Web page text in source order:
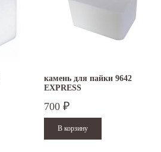
Приглашаем посетить наш стенд на 30-й
Международной промышленной выставке
"Металл-Экспо'2024", которая пройдет...
камень для пайки 9642
EXPRESS
700 ₽